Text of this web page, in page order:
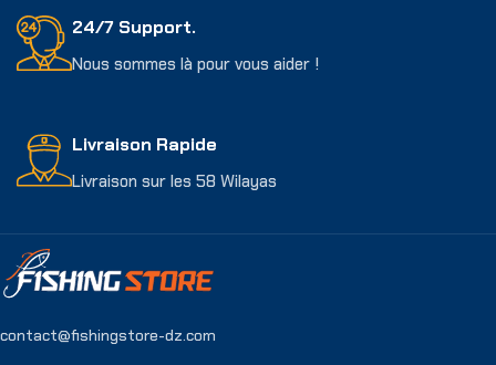
24/7 Support.
Nous sommes là pour vous aider !
Livraison Rapide
Livraison sur les 58 Wilayas
contact@fishingstore-dz.com